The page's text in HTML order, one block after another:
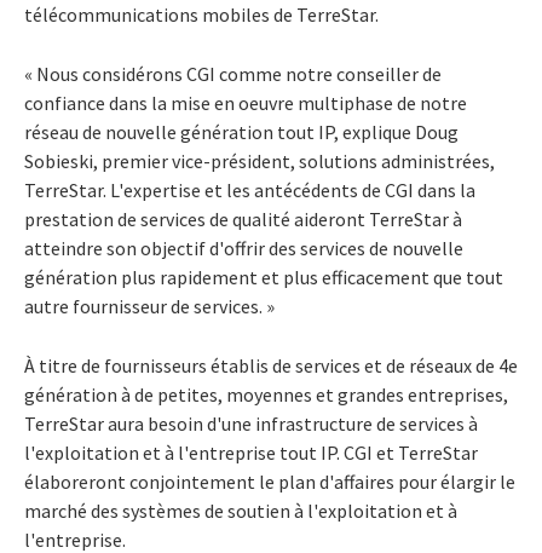
télécommunications mobiles de TerreStar.
« Nous considérons CGI comme notre conseiller de
confiance dans la mise en oeuvre multiphase de notre
réseau de nouvelle génération tout IP, explique Doug
Sobieski, premier vice-président, solutions administrées,
TerreStar. L'expertise et les antécédents de CGI dans la
prestation de services de qualité aideront TerreStar à
atteindre son objectif d'offrir des services de nouvelle
génération plus rapidement et plus efficacement que tout
autre fournisseur de services. »
À titre de fournisseurs établis de services et de réseaux de 4e
génération à de petites, moyennes et grandes entreprises,
TerreStar aura besoin d'une infrastructure de services à
l'exploitation et à l'entreprise tout IP. CGI et TerreStar
élaboreront conjointement le plan d'affaires pour élargir le
marché des systèmes de soutien à l'exploitation et à
l'entreprise.